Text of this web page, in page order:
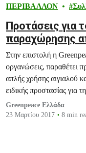
ΠΕΡΙΒΑΛΛΟΝ
Προτάσεις για
παραχώρησης
παραλίας για
Στην επιστολή η
οργανώσεις, παραθέτει
απλής χρήσης αιγιαλού
ειδικής προστασίας για
Greenpeace Ελλάδα
23 Μαρτίου 2017
8 min